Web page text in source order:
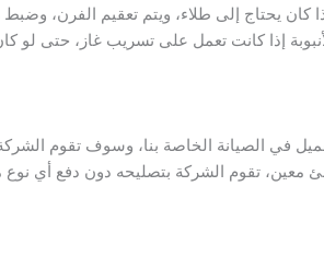
يحتاج إلى طلاء، ويتم تعقيم الفرن، وضبط
إذا كانت تعمل على تسريب غاز، حتى
في الصيانة الخاصة بنا، وسوف تقوم
تقوم الشركة بتصليحه دون دفع أي